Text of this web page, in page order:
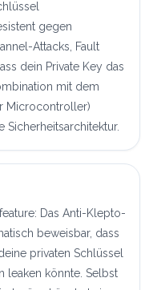
gegen
Attacks, Fault
dein Private Key das
mit dem
Microcontroller)
Sicherheitsarchitektur.
Das Anti-Klepto-
beweisbar, dass
privaten Schlüssel
leaken könnte. Selbst